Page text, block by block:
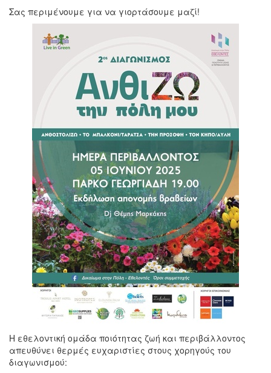
ΑΝΘΕΚΤΙΚΗ
ΠΟΛΗ
Σας περιμένουμε για να γιορτάσουμε μαζί!
Η εθελοντική ομάδα ποιότητας ζωή και περιβάλλοντος
απευθύνει θερμές ευχαριστίες στους χορηγούς του
διαγωνισμού: